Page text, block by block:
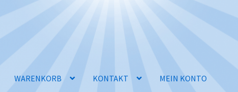
WARENKORB KONTAKT MEIN KONTO